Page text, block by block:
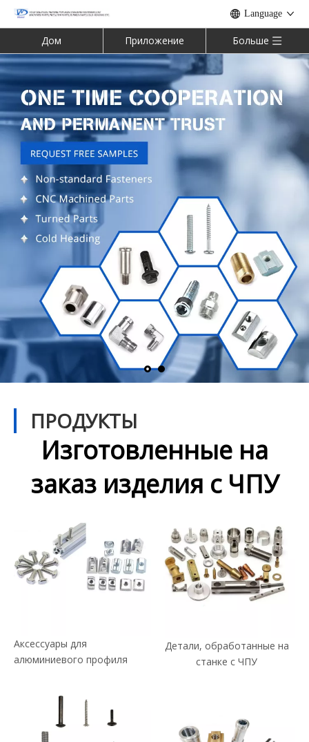
Language
Дом Приложение Больше
ПРОДУКТЫ
Изготовленные на
заказ изделия с ЧПУ
Аксессуары для
алюминиевого профиля
Детали, обработанные на
станке с ЧПУ